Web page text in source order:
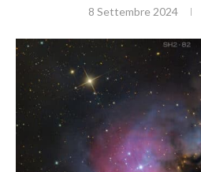
8 Settembre 2024